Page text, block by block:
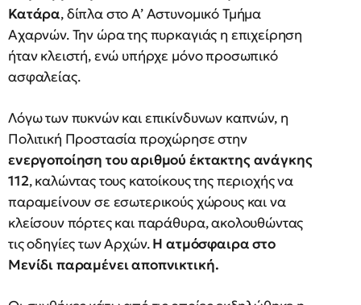
Κατάρα, δίπλα στο Α’ Αστυνομικό Τμήμα
Αχαρνών. Την ώρα της πυρκαγιάς η επιχείρηση
ήταν κλειστή, ενώ υπήρχε μόνο προσωπικό
ασφαλείας.
Λόγω των πυκνών και επικίνδυνων καπνών, η
Πολιτική Προστασία προχώρησε στην
ενεργοποίηση του αριθμού έκτακτης ανάγκης
112, καλώντας τους κατοίκους της περιοχής να
παραμείνουν σε εσωτερικούς χώρους και να
κλείσουν πόρτες και παράθυρα, ακολουθώντας
τις οδηγίες των Αρχών.Η ατμόσφαιρα στο
Μενίδι παραμένει αποπνικτική.